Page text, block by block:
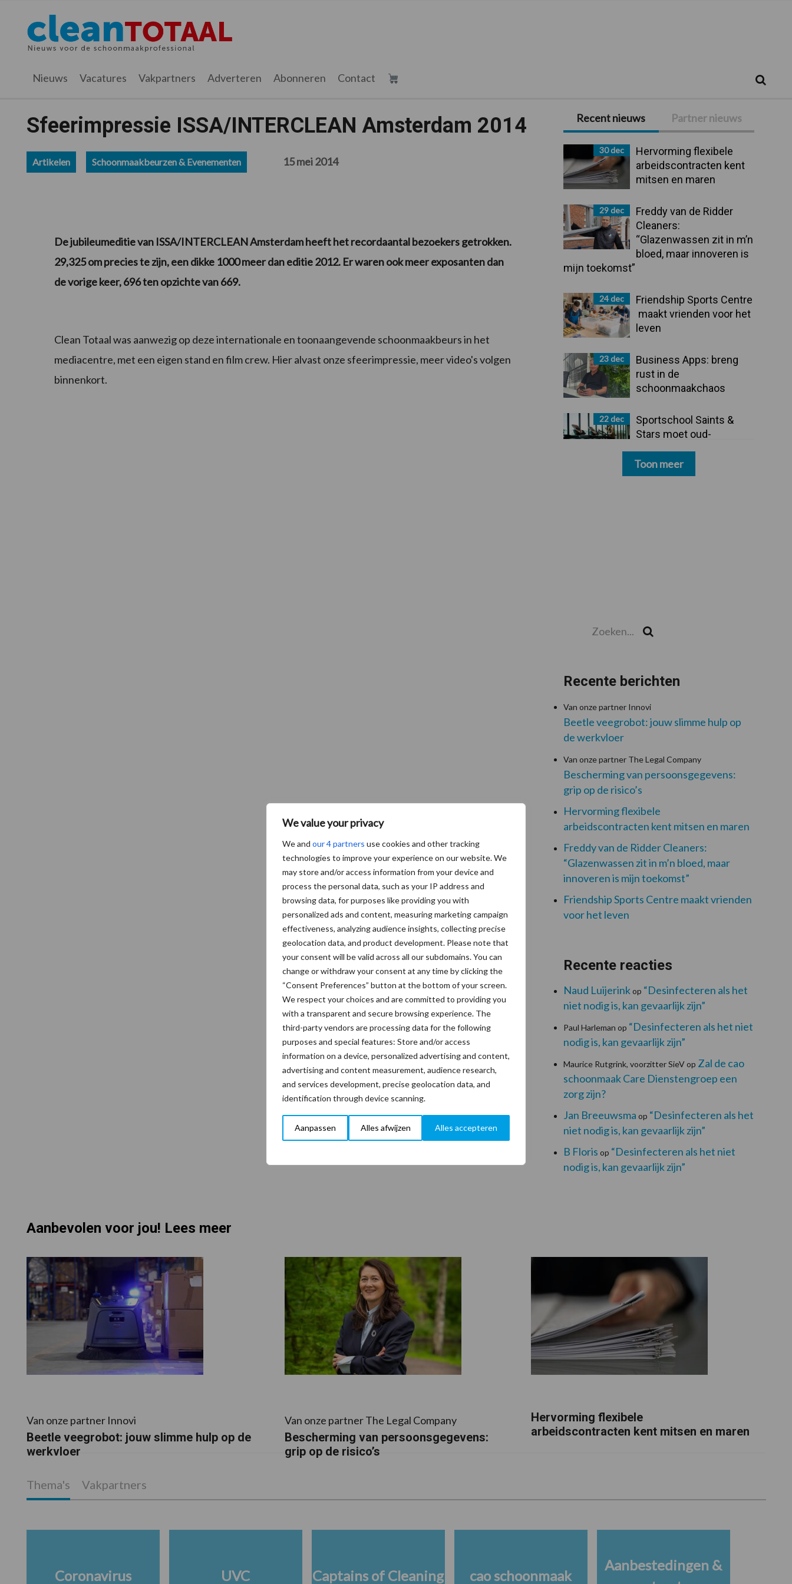
We value your privacy
We and our 4 partners use cookies and other tracking
technologies to improve your experience on our website. We
may store and/or access information from your device and
process the personal data, such as your IP address and
browsing data, for purposes like providing you with
personalized ads and content, measuring marketing campaign
effectiveness, analyzing audience insights, collecting precise
geolocation data, and product development. Please note that
your consent will be valid across all our subdomains. You can
change or withdraw your consent at any time by clicking the
“Consent Preferences” button at the bottom of your screen.
We respect your choices and are committed to providing you
with a transparent and secure browsing experience. The
third-party vendors are processing data for the following
purposes and special features: Store and/or access
information on a device, personalized advertising and content,
advertising and content measurement, audience research,
and services development, precise geolocation data, and
identification through device scanning.
Aanpassen Alles afwijzen Alles accepteren
hoofdnavigatie
hoofd
inhoud
eerste
sidebar
voettekst
Cleantotaal.nl
Het
laatste
voor
professionele
Nieuws Vacatures Vakpartners Adverteren Abonneren Contact
Sfeerimpressie ISSA/INTERCLEAN Amsterdam 2014
Artikelen Schoonmaakbeurzen & Evenementen 15 mei 2014
De jubileumeditie van ISSA/INTERCLEAN Amsterdam heeft het recordaantal bezoekers getrokken.
29,325 om precies te zijn, een dikke 1000 meer dan editie 2012. Er waren ook meer exposanten dan
de vorige keer, 696 ten opzichte van 669.
Clean Totaal was aanwezig op deze internationale en toonaangevende schoonmaakbeurs in het
mediacentre, met een eigen stand en film crew. Hier alvast onze sfeerimpressie, meer video's volgen
binnenkort.
Primaire
Sidebar
Recent nieuws Partner nieuws
30 dec
Hervorming flexibele
arbeidscontracten kent
mitsen en maren
29 dec
Freddy van de Ridder
Cleaners:
“Glazenwassen zit in m’n
bloed, maar innoveren is
mijn toekomst”
24 dec
Friendship Sports Centre
maakt vrienden voor het
leven
23 dec
Business Apps: breng
rust in de
schoonmaakchaos
22 dec
Sportschool Saints &
Stars moet oud-
schoonmakers alsnog
betalen
Toon meer
Recente berichten
Van onze partner Innovi
Beetle veegrobot: jouw slimme hulp op
de werkvloer
Van onze partner The Legal Company
Bescherming van persoonsgegevens:
grip op de risico’s
Hervorming flexibele
arbeidscontracten kent mitsen en maren
Freddy van de Ridder Cleaners:
“Glazenwassen zit in m’n bloed, maar
innoveren is mijn toekomst”
Friendship Sports Centre maakt vrienden
voor het leven
Recente reacties
Naud Luijerinkop “Desinfecteren als het
niet nodig is, kan gevaarlijk zijn”
Paul Harleman op “Desinfecteren als het niet
nodig is, kan gevaarlijk zijn”
Maurice Rutgrink, voorzitter SieVop Zal de cao
schoonmaak Care Dienstengroep een
zorg zijn?
Jan Breeuwsma op “Desinfecteren als het
niet nodig is, kan gevaarlijk zijn”
B Floris op “Desinfecteren als het niet
nodig is, kan gevaarlijk zijn”
Aanbevolen voor jou! Lees meer
Van onze partner Innovi
Beetle veegrobot: jouw slimme hulp op de
werkvloer
Van onze partner The Legal Company
Bescherming van persoonsgegevens:
grip op de risico’s
Hervorming flexibele
arbeidscontracten kent mitsen en maren
Thema's Vakpartners
Coronavirus UVC Captains of Cleaning cao schoonmaak
Aanbestedingen &